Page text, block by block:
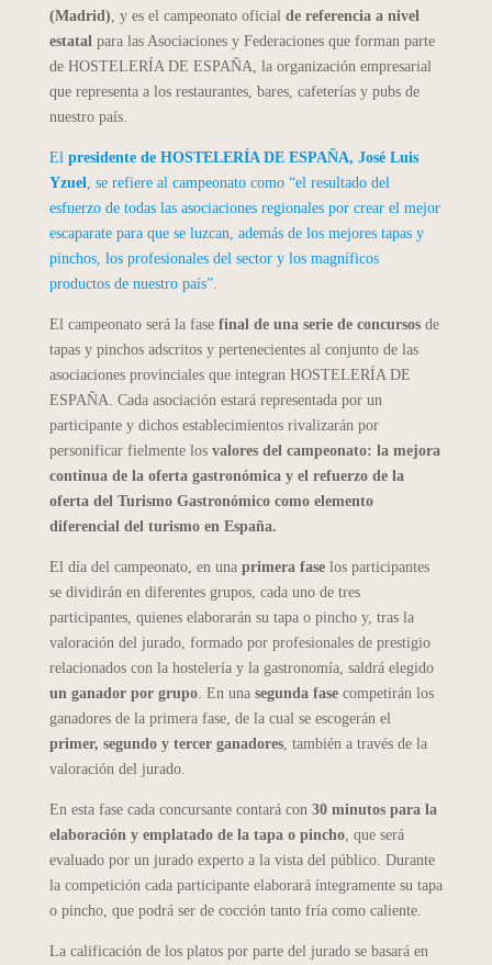
(Madrid) , y es el campeonato oficial de referencia a nivel
estatal para las Asociaciones y Federaciones que forman parte
de HOSTELERÍA DE ESPAÑA, la organización empresarial
que representa a los restaurantes, bares, cafeterías y pubs de
nuestro país.
El presidente de HOSTELERÍA DE ESPAÑA, José Luis
Yzuel , se refiere al campeonato como “el resultado del
esfuerzo de todas las asociaciones regionales por crear el mejor
escaparate para que se luzcan, además de los mejores tapas y
pinchos, los profesionales del sector y los magníficos
productos de nuestro país”.
El campeonato será la fase final de una serie de concursosde
tapas y pinchos adscritos y pertenecientes al conjunto de las
asociaciones provinciales que integran HOSTELERÍA DE
ESPAÑA. Cada asociación estará representada por un
participante y dichos establecimientos rivalizarán por
personificar fielmente los valores del campeonato: la mejora
continua de la oferta gastronómica y el refuerzo de la
oferta del Turismo Gastronómico como elemento
diferencial del turismo en España.
El día del campeonato, en una primera faselos participantes
se dividirán en diferentes grupos, cada uno de tres
participantes, quienes elaborarán su tapa o pincho y, tras la
valoración del jurado, formado por profesionales de prestigio
relacionados con la hostelería y la gastronomía, saldrá elegido
un ganador por grupo. En una segunda fasecompetirán los
ganadores de la primera fase, de la cual se escogerán el
primer, segundo y tercer ganadores, también a través de la
valoración del jurado.
En esta fase cada concursante contará con 30 minutos para la
elaboración y emplatado de la tapa o pincho, que será
evaluado por un jurado experto a la vista del público. Durante
la competición cada participante elaborará íntegramente su tapa
o pincho, que podrá ser de cocción tanto fría como caliente.
La calificación de los platos por parte del jurado se basará en